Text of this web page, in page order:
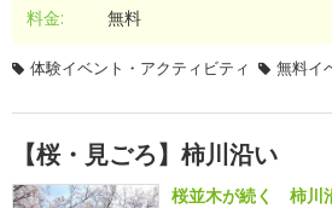
料金:
無料
体験イベント・アクティビティ 無料イ
【桜・見ごろ】柿川沿い
桜並木が続く 柿川